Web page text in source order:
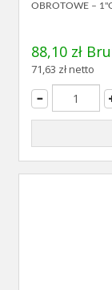
OBROTOWE –
88,10 zł
71,63 zł netto